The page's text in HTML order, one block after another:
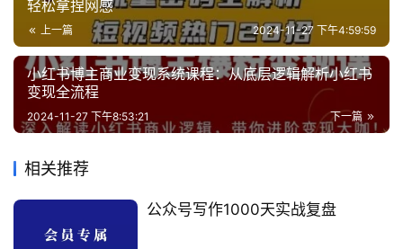
轻松拿捏网感
上一篇 2024-11-27 下午4:59:59
小红书博主商业变现系统课程：从底层逻辑解析小红书
变现全流程
下一篇
2024-11-27 下午8:53:21
相关推荐
公众号写作1000天实战复盘